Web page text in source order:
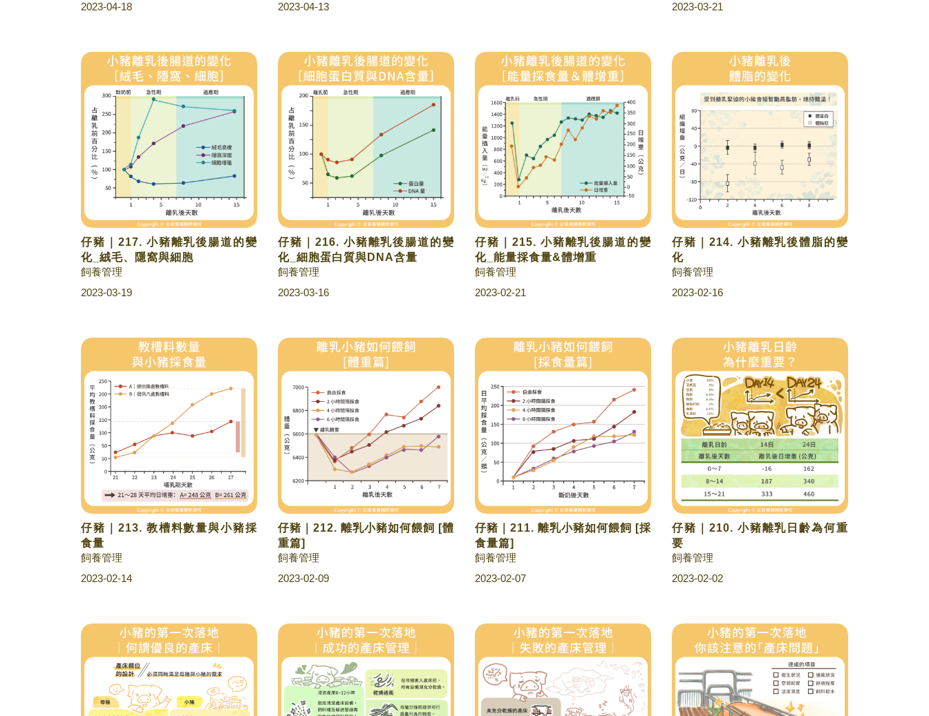
2023-04-18
2023-04-13
2023-03-21
仔豬｜217. 小豬離乳後腸道的變
化_絨毛、隱窩與細胞
飼養管理
2023-03-19
仔豬｜216. 小豬離乳後腸道的變
化_細胞蛋白質與DNA含量
飼養管理
2023-03-16
仔豬｜215. 小豬離乳後腸道的變
化_能量採食量&體增重
飼養管理
2023-02-21
仔豬｜214. 小豬離乳後體脂的變
化
飼養管理
2023-02-16
仔豬｜213. 教槽料數量與小豬採
食量
飼養管理
2023-02-14
仔豬｜212. 離乳小豬如何餵飼 [體
重篇]
飼養管理
2023-02-09
仔豬｜211. 離乳小豬如何餵飼 [採
食量篇]
飼養管理
2023-02-07
仔豬｜210. 小豬離乳日齡為何重
要
飼養管理
2023-02-02